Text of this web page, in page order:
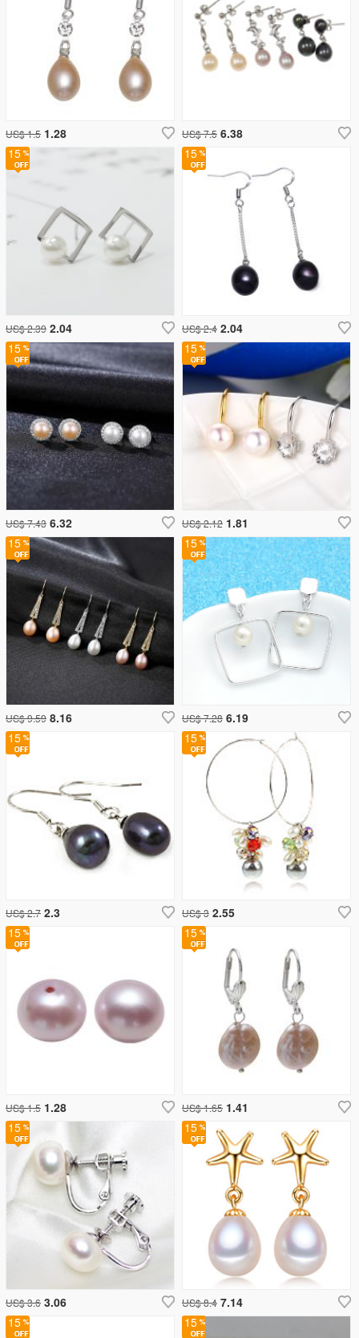
US$ 1.5 1.28 US$ 7.5 6.38
15
US$ 2.4 2.04
15
US$ 2.39 2.04
15
US$ 2.12 1.81
15
US$ 7.43 6.32
15
US$ 9.59 8.16
15
US$ 7.28 6.19
15
US$ 2.7 2.3
15
US$ 3 2.55
15
US$ 1.5 1.28
15
US$ 1.65 1.41
15
US$ 8.4 7.14
15
US$ 3.6 3.06
15
15